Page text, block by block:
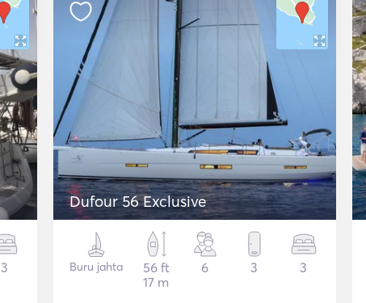
3
Dufour 56 Exclusive
Buru jahta
56 ft
17 m
6 3 3